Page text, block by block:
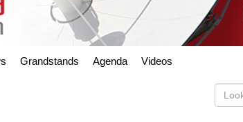
Grandstands Agenda Videos